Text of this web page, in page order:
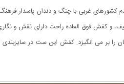
غربی با چنگ و دندان پاسدار فرهنگ
فوق العاده راحت دارای نقش و نگاری